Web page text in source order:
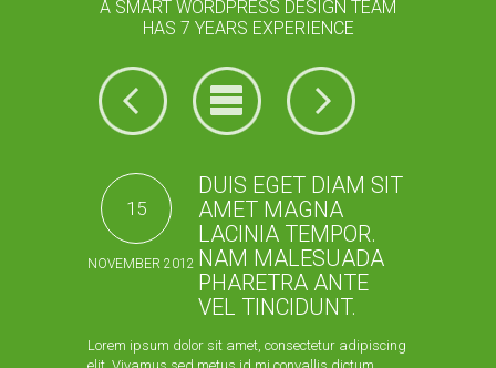
A SMART WORDPRESS DESIGN TEAM
HAS 7 YEARS EXPERIENCE
15
NOVEMBER 2012
DUIS EGET DIAM SIT
AMET MAGNA
LACINIA TEMPOR.
NAM MALESUADA
PHARETRA ANTE
VEL TINCIDUNT.
Lorem ipsum dolor sit amet, consectetur adipiscing